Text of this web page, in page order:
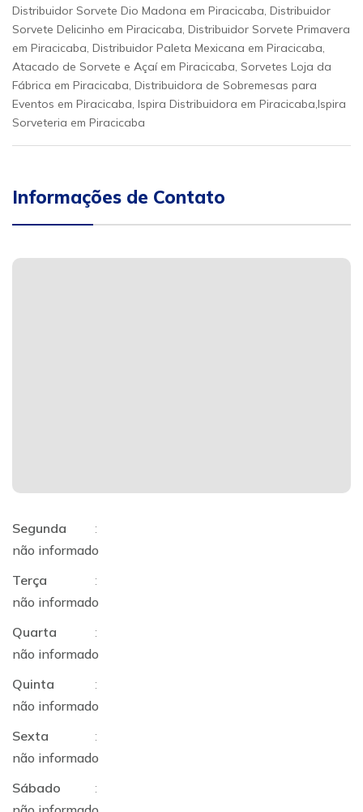
Distribuidor Sorvete Dio Madona em Piracicaba, Distribuidor
Sorvete Delicinho em Piracicaba, Distribuidor Sorvete Primavera
em Piracicaba, Distribuidor Paleta Mexicana em Piracicaba,
Atacado de Sorvete e Açaí em Piracicaba, Sorvetes Loja da
Fábrica em Piracicaba, Distribuidora de Sobremesas para
Eventos em Piracicaba, Ispira Distribuidora em Piracicaba,Ispira
Sorveteria em Piracicaba
Informações de Contato
Segunda
:
não informado
Terça
:
não informado
Quarta
:
não informado
Quinta
:
não informado
Sexta
:
não informado
Sábado
: